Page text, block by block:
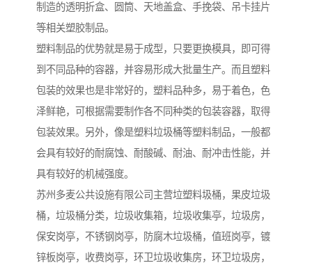
制造的透明折盒、圆筒、天地盖盒、手挽袋、吊卡挂片
等相关塑胶制品。
塑料制品的优势就是易于成型，只要更换模具，即可得
到不同品种的容器，并容易形成大批量生产。而且塑料
包装的效果也是非常好的，塑料品种多，易于着色，色
泽鲜艳，可根据需要制作各不同种类的包装容器，取得
包装效果。另外，像是塑料垃圾桶等塑料制品，一般都
会具有较好的耐腐蚀、耐酸碱、耐油、耐冲击性能，并
具有较好的机械强度。
苏州多麦公共设施有限公司主营垃塑料圾桶，果皮垃圾
桶，垃圾桶分类，垃圾收集箱，垃圾收集亭，垃圾房，
保安岗亭，不锈钢岗亭，防腐木垃圾桶，值班岗亭，镀
锌板岗亭，收费岗亭，环卫垃圾收集房，环卫垃圾房，